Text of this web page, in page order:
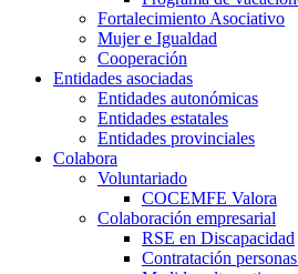
Fortalecimiento Asociativo
Mujer e Igualdad
Cooperación
Entidades asociadas
Entidades autonómicas
Entidades estatales
Entidades provinciales
Colabora
Voluntariado
COCEMFE Valora
Colaboración empresarial
RSE en Discapacidad
Contratación